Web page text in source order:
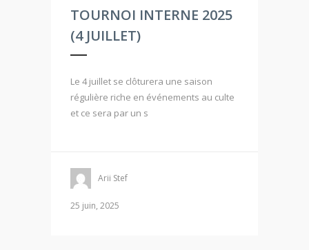
TOURNOI INTERNE 2025
(4 JUILLET)
Le 4 juillet se clôturera une saison
régulière riche en événements au culte
et ce sera par un s
Arii Stef
25 juin, 2025